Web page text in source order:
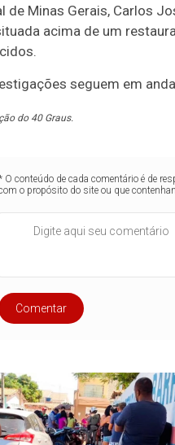
de Minas Gerais, Carlos
acima de um
seguem em
do 40 Graus.
O conteúdo de cada comentário é de
o propósito do site ou que
Comentar